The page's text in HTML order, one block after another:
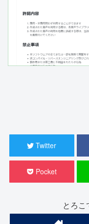
Twitter
Pocket
とろこ